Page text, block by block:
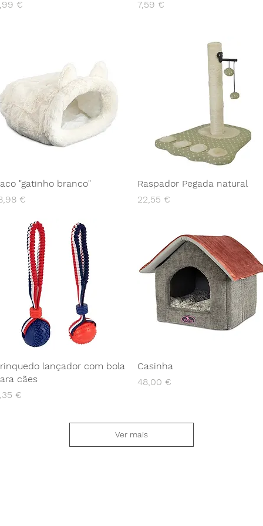
€
Preço
7,59 €
"gatinho branco"
€
Raspador Pegada natural
Preço
22,55 €
lançador com bola
cães
€
Casinha
Preço
48,00 €
Ver mais